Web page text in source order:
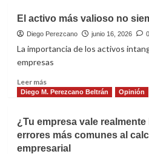
ciegas
importancia
de
diversificar
familiar
El activo más valioso no
Diego Perezcano junio 16, 2026 0
La importancia de los activos
empresas
Leer másLeer
más
activo
más
valioso
Diego M. Perezcano Beltrán Opinión
¿Tu empresa vale
errores más comunes al
empresarial